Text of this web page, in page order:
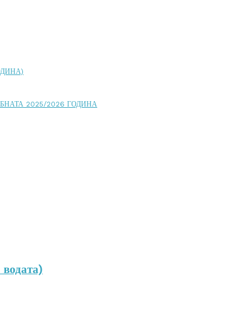
2025/2026 ГОДИНА